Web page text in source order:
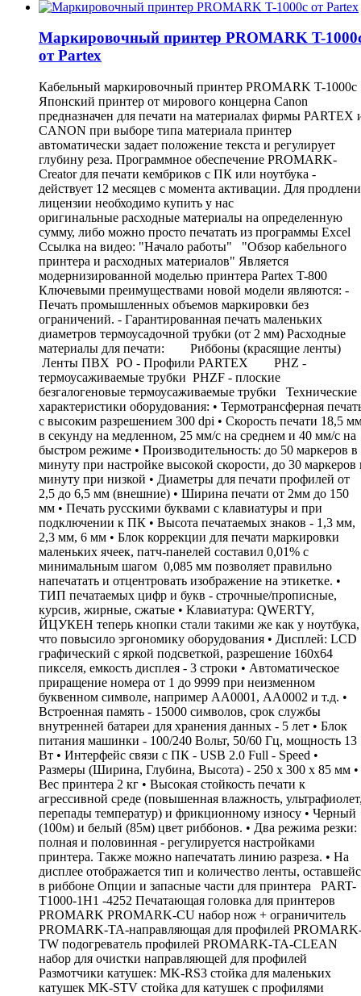
Маркировочный принтер PROMARK T-
от Partex
Кабельный маркировочный принтер PROMARK T-1000c
Японский принтер от мирового концерна Canon
предназначен для печати на материалах фирмы PARTEX
CANON при выборе типа материала принтер
автоматически задает положение текста и регулирует
глубину реза. Программное обеспечение PROMARK-
Creator для печати кембриков с ПК или ноутбука -
действует 12 месяцев с момента активации. Для
лицензии необходимо купить у нас
оригинальные расходные материалы на определенную
сумму, либо можно просто печатать из программы Excel
Ссылка на видео: "Начало работы" "Обзор кабельного
принтера и расходных материалов" Является
модернизированной моделью принтера Partex T-800
Ключевыми преимуществами новой модели являются: -
Печать промышленных объемов маркировки без
ограничений. - Гарантированная печать маленьких
диаметров термоусадочной трубки (от 2 мм) Расходные
материалы для печати: Риббоны (красящие ленты)
Ленты ПВХ PO - Профили PARTEX PHZ -
термоусаживаемые трубки PHZF - плоские
безгалогеновые термоусаживаемые трубки Технические
характеристики оборудования: • Термотрансферная
с высоким разрешением 300 dpi • Скорость печати 18,5
в секунду на медленном, 25 мм/с на среднем и 40 мм/с на
быстром режиме • Производительность: до 50 маркеров в
минуту при настройке высокой скорости, до 30 маркеров
минуту при низкой • Диаметры для печати профилей от
2,5 до 6,5 мм (внешние) • Ширина печати от 2мм до 150
мм • Печать русскими буквами с клавиатуры и при
подключении к ПК • Высота печатаемых знаков - 1,3 мм,
2,3 мм, 6 мм • Блок коррекции для печати маркировки
маленьких ячеек, патч-панелей составил 0,01% с
минимальным шагом 0,085 мм позволяет правильно
напечатать и отцентровать изображение на этикетке. •
ТИП печатаемых цифр и букв - строчные/прописные,
курсив, жирные, сжатые • Клавиатура: QWERTY,
ЙЦУКЕН теперь кнопки стали такими же как у ноутбука,
что повысило эргономику оборудования • Дисплей: LCD
графический c яркой подсветкой, разрешение 160х64
пикселя, емкость дисплея - 3 строки • Автоматическое
приращение номера от 1 до 9999 при неизменном
буквенном символе, например АА0001, АА0002 и т.д. •
Встроенная память - 15000 символов, срок службы
внутренней батареи для хранения данных - 5 лет • Блок
питания машинки - 100/240 Вольт, 50/60 Гц, мощность 13
Вт • Интерфейс связи с ПК - USB 2.0 Full - Speed •
Размеры (Ширина, Глубина, Высота) - 250 х 300 х 85 мм •
Вес принтера 2 кг • Высокая стойкость печати к
агрессивной среде (повышенная влажность,
перепады температур) и фрикционному износу • Черный
(100м) и белый (85м) цвет риббонов. • Два режима резки:
полная и половинная - регулируется настройками
принтера. Также можно напечатать линию разреза. • На
дисплее отображается тип и количество ленты,
в риббоне Опции и запасные части для принтера PART-
T1000-1H1 -4252 Печатающая головка для принтеров
PROMARK PROMARK-CU набор нож + ограничитель
PROMARK-TA-направляющая для профилей
TW подогреватель профилей PROMARK-TA-CLEAN
набор для очистки направляющей для профилей
Размотчики катушек: MK-RS3 стойка для маленьких
катушек MK-STV стойка для катушек с профилями